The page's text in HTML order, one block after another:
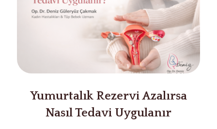
Yumurtalık Rezervi Azalırsa
Nasıl Tedavi Uygulanır